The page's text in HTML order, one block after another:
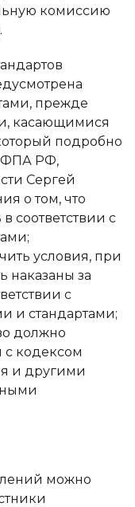
комиссию
прежде
касающимися
подробно
ФПА РФ,
Сергей
о том, что
соответствии с
условия, при
наказаны за
с
и стандартами;
должно
с кодексом
и другими
можно